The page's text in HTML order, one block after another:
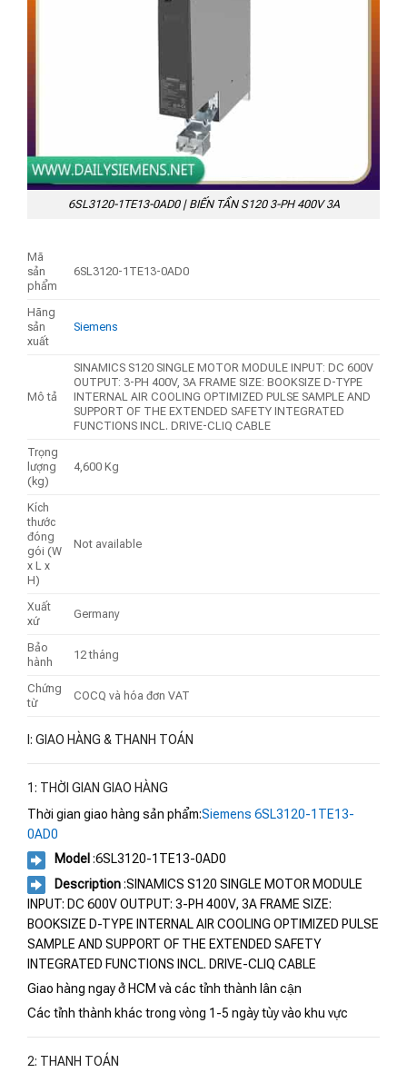
6SL3120-1TE13-0AD0 | BIẾN TẦN S120 3-PH 400V 3A
Mã
sản
phẩm
6SL3120-1TE13-0AD0
Hãng
sản
xuất
Siemens
Mô tả
SINAMICS S120 SINGLE MOTOR MODULE INPUT: DC 600V
OUTPUT: 3-PH 400V, 3A FRAME SIZE: BOOKSIZE D-TYPE
INTERNAL AIR COOLING OPTIMIZED PULSE SAMPLE AND
SUPPORT OF THE EXTENDED SAFETY INTEGRATED
FUNCTIONS INCL. DRIVE-CLIQ CABLE
Trọng
lượng
(kg)
4,600 Kg
Kích
thước
đóng
gói (W
x L x
H)
Not available
Xuất
xứ
Germany
Bảo
hành
12 tháng
Chứng
từ
COCQ và hóa đơn VAT
I: GIAO HÀNG & THANH TOÁN
1: THỜI GIAN GIAO HÀNG
Thời gian giao hàng sản phẩm:Siemens 6SL3120-1TE13-
0AD0
Model :6SL3120-1TE13-0AD0
Description:SINAMICS S120 SINGLE MOTOR MODULE
INPUT: DC 600V OUTPUT: 3-PH 400V, 3A FRAME SIZE:
BOOKSIZE D-TYPE INTERNAL AIR COOLING OPTIMIZED PULSE
SAMPLE AND SUPPORT OF THE EXTENDED SAFETY
INTEGRATED FUNCTIONS INCL. DRIVE-CLIQ CABLE
Giao hàng ngay ở HCM và các tỉnh thành lân cận
Các tỉnh thành khác trong vòng 1-5 ngày tùy vào khu vực
2: THANH TOÁN